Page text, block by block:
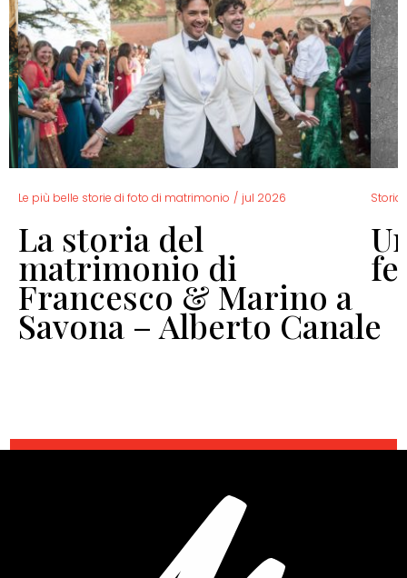
Le più belle storie di foto di matrimonio / jul 2026
La storia del
matrimonio di
Francesco & Marino a
Savona – Alberto Canale
Storia